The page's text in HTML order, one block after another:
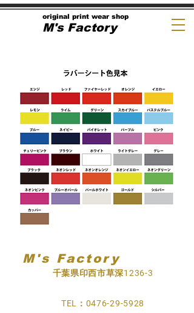
original print wear shop
M's Factory
M's Factory
千葉県印西市草深1236-3
TEL：0476-29-5928